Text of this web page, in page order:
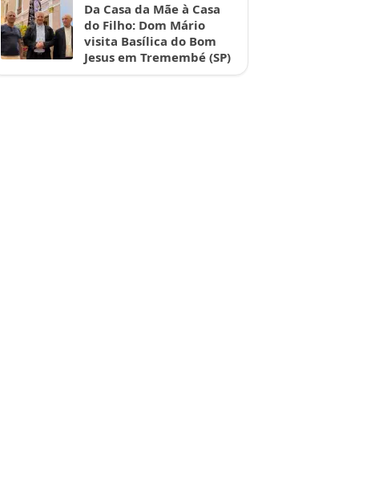
Da Casa da Mãe à Casa
do Filho: Dom Mário
visita Basílica do Bom
Jesus em Tremembé (SP)